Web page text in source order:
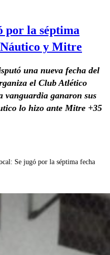
por la séptima
y Mitre
una nueva fecha del
el Club Atlético
vanguardia ganaron sus
lo hizo ante Mitre +35
Se jugó por la séptima fecha